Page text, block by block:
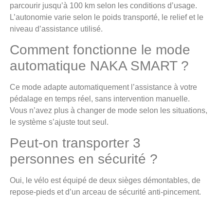
parcourir jusqu’à 100 km selon les conditions d’usage.
L’autonomie varie selon le poids transporté, le relief et le
niveau d’assistance utilisé.
Comment fonctionne le mode
automatique NAKA SMART ?
Ce mode adapte automatiquement l’assistance à votre
pédalage en temps réel, sans intervention manuelle.
Vous n’avez plus à changer de mode selon les situations,
le système s’ajuste tout seul.
Peut-on transporter 3
personnes en sécurité ?
Oui, le vélo est équipé de deux sièges démontables, de
repose-pieds et d’un arceau de sécurité anti-pincement.